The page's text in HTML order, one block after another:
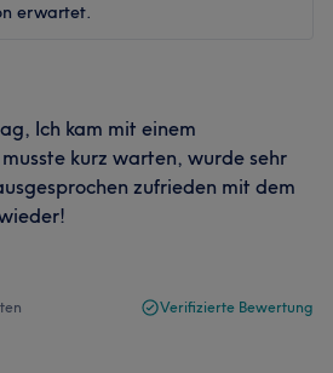
erwartet.
Ich kam mit einem
kurz warten, wurde sehr
zufrieden mit dem
Verifizierte Bewertung